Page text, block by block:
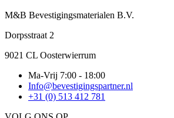
M&B Bevestigingsmaterialen B.V.
Dorpsstraat 2
9021 CL Oosterwierrum
Ma-Vrij 7:00 - 18:00
Info@bevestigingspartner.nl
+31 (0) 513 412 781